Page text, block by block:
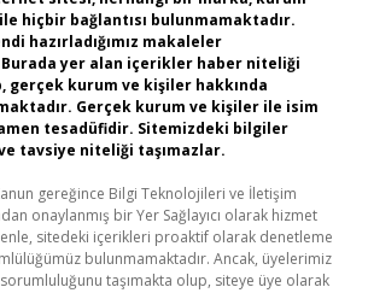
hiçbir bağlantısı bulunmamaktadır.
hazırladığımız makaleler
Burada yer alan içerikler haber niteliği
gerçek kurum ve kişiler hakkında
Gerçek kurum ve kişiler ile isim
tesadüfidir. Sitemizdeki bilgiler
tavsiye niteliği taşımazlar.
gereğince Bilgi Teknolojileri ve İletişim
onaylanmış bir Yer Sağlayıcı olarak hizmet
sitedeki içerikleri proaktif olarak denetleme
bulunmamaktadır. Ancak, üyelerimiz
taşımakta olup, siteye üye olarak